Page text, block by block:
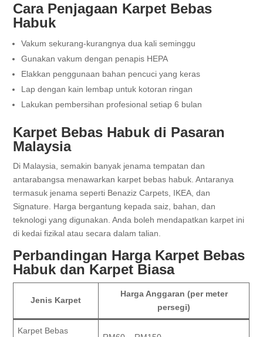
Cara Penjagaan Karpet Bebas
Habuk
Vakum sekurang-kurangnya dua kali seminggu
Gunakan vakum dengan penapis HEPA
Elakkan penggunaan bahan pencuci yang keras
Lap dengan kain lembap untuk kotoran ringan
Lakukan pembersihan profesional setiap 6 bulan
Karpet Bebas Habuk di Pasaran
Malaysia
Di Malaysia, semakin banyak jenama tempatan dan
antarabangsa menawarkan karpet bebas habuk. Antaranya
termasuk jenama seperti Benaziz Carpets, IKEA, dan
Signature. Harga bergantung kepada saiz, bahan, dan
teknologi yang digunakan. Anda boleh mendapatkan karpet ini
di kedai fizikal atau secara dalam talian.
Perbandingan Harga Karpet Bebas
Habuk dan Karpet Biasa
Jenis Karpet
Harga Anggaran (per meter
persegi)
Karpet Bebas